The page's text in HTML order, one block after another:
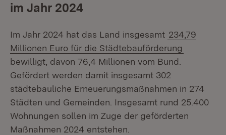
im Jahr 2024
Im Jahr 2024 hat das Land insgesamt 234,79
Millionen Euro für die Städtebauförderung
bewilligt, davon 76,4 Millionen vom Bund.
Gefördert werden damit insgesamt 302
städtebauliche Erneuerungsmaßnahmen in 274
Städten und Gemeinden. Insgesamt rund 25.400
Wohnungen sollen im Zuge der geförderten
Maßnahmen 2024 entstehen.